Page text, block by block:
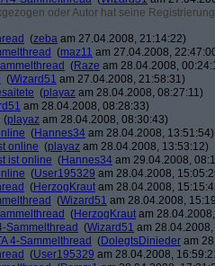
oder Autor hat seine
(zeba am 27.04.2008, 21:14:22)
(maz11 am 27.04.2008,
(Raze am 28.04.2008,
(Wizard51 am 27.04.2008, 21:58:31)
(playaz am 28.04.2008, 08:27:11)
am 28.04.2008, 08:28:33)
(playaz am 28.04.2008, 08:30:43)
(Hannes34 am 28.04.2008, 13:51:54)
online (playaz am 28.04.2008, 13:53:12)
ist online (Hannes34 am 29.04.2008,
(User195329 am 28.04.2008,
(HerzogKraut am 28.04.2008,
(Wizard51 am 28.04.2008,
(HerzogKraut am
Sammelthread (Wizard51 am
4-Sammelthread (DolegtsDinieder am
(User195329 am 28.04.2008,